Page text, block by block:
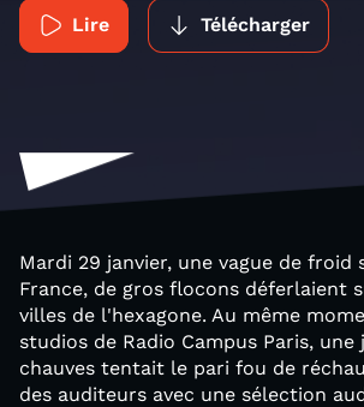
Lire Télécharger
Mardi 29 janvier, une vague de
France, de gros flocons déferlaient
villes de l'hexagone. Au même
studios de Radio Campus Paris, une
chauves tentait le pari fou de
des auditeurs avec une sélection